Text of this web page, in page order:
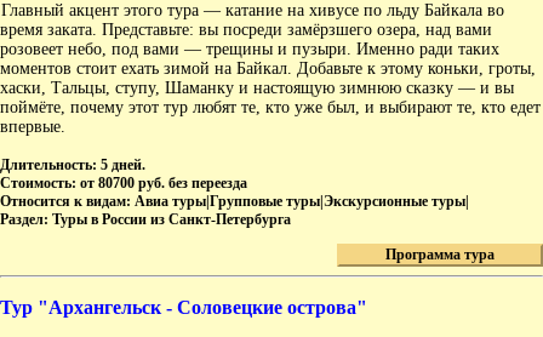
Главный акцент этого тура — катание на хивусе по льду Байкала во
время заката. Представьте: вы посреди замёрзшего озера, над вами
розовеет небо, под вами — трещины и пузыри. Именно ради таких
моментов стоит ехать зимой на Байкал. Добавьте к этому коньки, гроты,
хаски, Тальцы, ступу, Шаманку и настоящую зимнюю сказку — и вы
поймёте, почему этот тур любят те, кто уже был, и выбирают те, кто едет
впервые.
Длительность: 5 дней.
Стоимость: от 80700 руб. без переезда
Относится к видам: Авиа туры|Групповые туры|Экскурсионные туры|
Раздел: Туры в России из Санкт-Петербурга
Программа тура
Тур "Архангельск - Соловецкие острова"